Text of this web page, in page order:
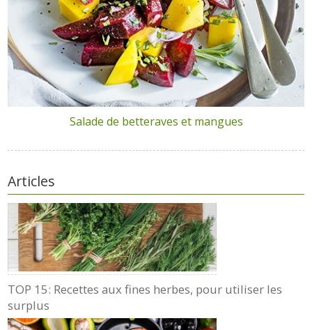
Salade de betteraves et mangues
Articles
TOP 15: Recettes aux fines herbes, pour utiliser les
surplus